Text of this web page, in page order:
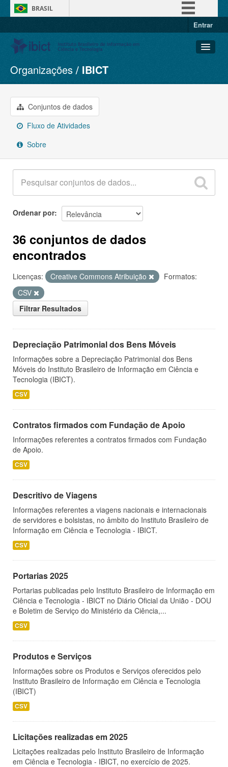
BRASIL
Entrar
Conjuntos de dados
Organizações
Grupos
Sobre
Organizações IBICT
Conjuntos de dados
Fluxo de Atividades
Sobre
Ordenar por
36 conjuntos de dados
encontrados
Licenças: Creative Commons Atribuição
Formatos:
CSV
Filtrar Resultados
Depreciação Patrimonial dos Bens Móveis
Informações sobre a Depreciação Patrimonial dos Bens
Móveis do Instituto Brasileiro de Informação em Ciência e
Tecnologia (IBICT).
CSV
Contratos firmados com Fundação de Apoio
Informações referentes a contratos firmados com Fundação
de Apoio.
CSV
Descritivo de Viagens
Informações referentes a viagens nacionais e internacionais
de servidores e bolsistas, no âmbito do Instituto Brasileiro de
Informação em Ciência e Tecnologia - IBICT.
CSV
Portarias 2025
Portarias publicadas pelo Instituto Brasileiro de Informação em
Ciência e Tecnologia - IBICT no Diário Oficial da União - DOU
e Boletim de Serviço do Ministério da Ciência,...
CSV
Produtos e Serviços
Informações sobre os Produtos e Serviços oferecidos pelo
Instituto Brasileiro de Informação em Ciência e Tecnologia
(IBICT)
CSV
Licitações realizadas em 2025
Licitações realizadas pelo Instituto Brasileiro de Informação
em Ciência e Tecnologia - IBICT, no exercício de 2025.